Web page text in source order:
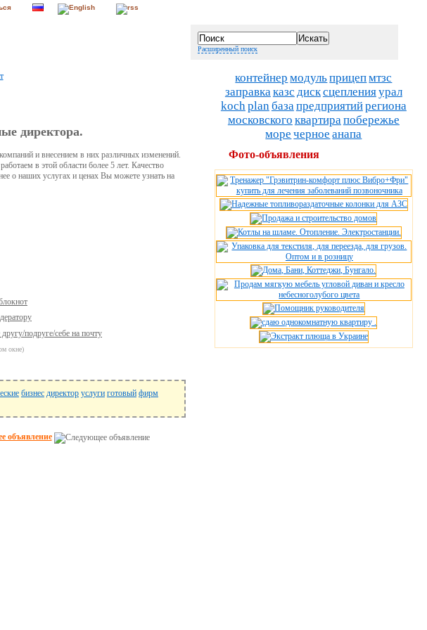
Расширенный поиск
директора.
и внесением в них различных изменений.
в этой области более 5 лет. Качество
о наших услугах и ценах Вы можете узнать на
подруге/себе на почту
окне)
бизнес директор услуги готовый фирм
объявление
контейнер модульприцепмтзс
заправкаказс дисксцепленияурал
kochplanбазапредприятийрегиона
московского квартирапобережье
море черное анапа
Фото-объявления